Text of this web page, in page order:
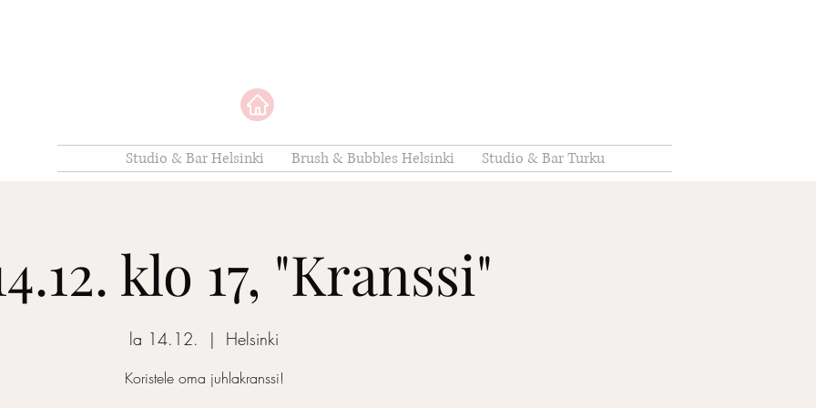
Studio & Bar Helsinki Brush & Bubbles Helsinki Studio & Bar Turku
klo 17, "Kranssi"
la 14.12.
  |
Helsinki
Koristele oma juhlakranssi!